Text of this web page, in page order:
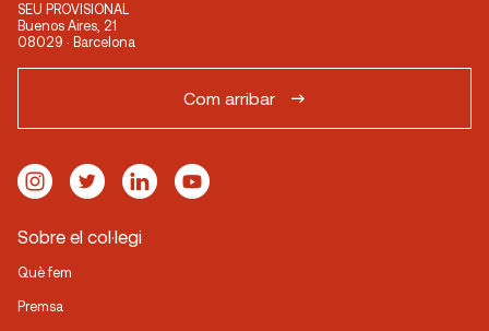
SEU PROVISIONAL
Buenos Aires, 21
08029 · Barcelona
Com arribar
Sobre el col·legi
Què fem
Premsa